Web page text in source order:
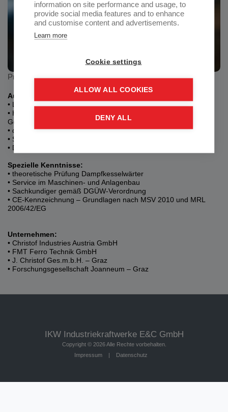
Projektleitung, Qualitätsmanagement, Layout-Planung
Ausbildung:
• LAP als GWZ-Installateur
• Höher technische Bundes- Lehr- und Versuchanstalt Graz -
Gösting - Für Berufstätige – Maschinenbau
• qualifizierter Qualitätsmanager
• Sicherheitsbeauftragter nach OHSAS 18001
• Diplom – European Energymanager
Spezielle Kenntnisse:
• theoretische Prüfung Dampfkesselwärter
• Service im Maschinen- und Anlagenbau
• Sachkundiger gemäß DGÜW-Verordnung
• CE-Kennzeichnung – Grundlagen nach MSV 2010 und MRL
2006/42/EG
Unternehmen:
• Christof Industries Austria GmbH
• FMT Ferro Technik GmbH
• J. Christof Ges.m.b.H. – Graz
• Forschungsgesellschaft Joanneum – Graz
IKW Industriekraftwerke E&C GmbH
Copyright © 2026 Alle Rechte vorbehalten.
Impressum | Datenschutz
information on site performance and usage, to
provide social media features and to enhance
and customise content and advertisements.
Learn more
Cookie settings
ALLOW ALL COOKIES
DENY ALL